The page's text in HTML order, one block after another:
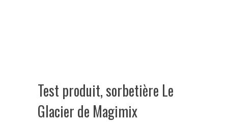
Test produit, sorbetière Le
Glacier de Magimix